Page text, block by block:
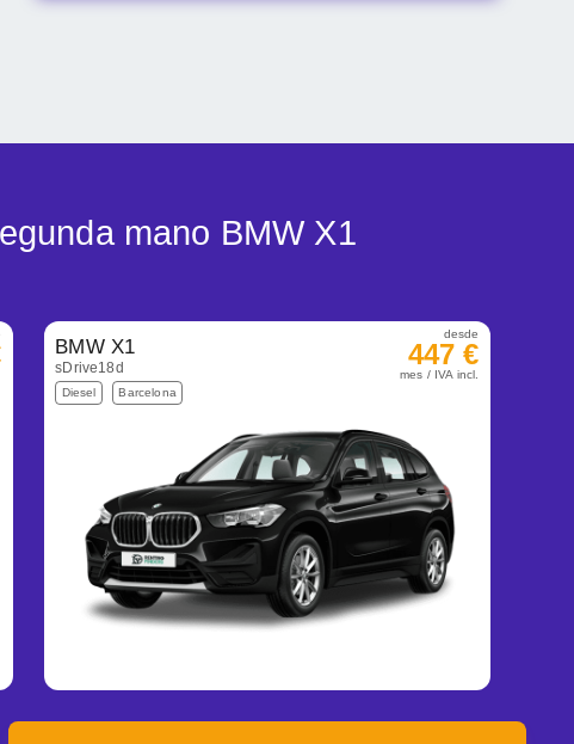
mano BMW X1
BMW X1
sDrive18d
Diesel Barcelona
desde
447 €
mes / IVA incl.